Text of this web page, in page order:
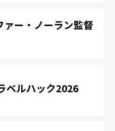
ー・ノーラン監督
ベルハック2026